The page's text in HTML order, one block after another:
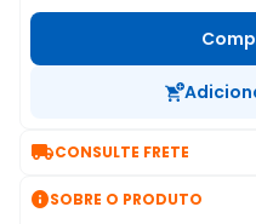
CONSULTE FRETE
SOBRE O PRODUTO